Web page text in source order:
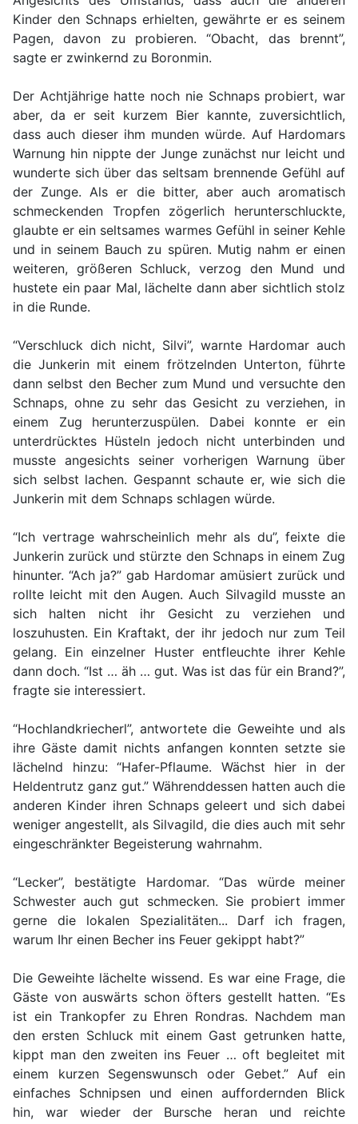
Kinder den Schnaps erhielten, gewährte er es seinem
Pagen, davon zu probieren. “Obacht, das brennt”,
sagte er zwinkernd zu Boronmin.
Der Achtjährige hatte noch nie Schnaps probiert, war
aber, da er seit kurzem Bier kannte, zuversichtlich,
dass auch dieser ihm munden würde. Auf Hardomars
Warnung hin nippte der Junge zunächst nur leicht und
wunderte sich über das seltsam brennende Gefühl auf
der Zunge. Als er die bitter, aber auch aromatisch
schmeckenden Tropfen zögerlich herunterschluckte,
glaubte er ein seltsames warmes Gefühl in seiner Kehle
und in seinem Bauch zu spüren. Mutig nahm er einen
weiteren, größeren Schluck, verzog den Mund und
hustete ein paar Mal, lächelte dann aber sichtlich stolz
in die Runde.
“Verschluck dich nicht, Silvi”, warnte Hardomar auch
die Junkerin mit einem frötzelnden Unterton, führte
dann selbst den Becher zum Mund und versuchte den
Schnaps, ohne zu sehr das Gesicht zu verziehen, in
einem Zug herunterzuspülen. Dabei konnte er ein
unterdrücktes Hüsteln jedoch nicht unterbinden und
musste angesichts seiner vorherigen Warnung über
sich selbst lachen. Gespannt schaute er, wie sich die
Junkerin mit dem Schnaps schlagen würde.
“Ich vertrage wahrscheinlich mehr als du”, feixte die
Junkerin zurück und stürzte den Schnaps in einem Zug
hinunter. “Ach ja?” gab Hardomar amüsiert zurück und
rollte leicht mit den Augen. Auch Silvagild musste an
sich halten nicht ihr Gesicht zu verziehen und
loszuhusten. Ein Kraftakt, der ihr jedoch nur zum Teil
gelang. Ein einzelner Huster entfleuchte ihrer Kehle
dann doch. “Ist … äh … gut. Was ist das für ein Brand?”,
fragte sie interessiert.
“Hochlandkriecherl”, antwortete die Geweihte und als
ihre Gäste damit nichts anfangen konnten setzte sie
lächelnd hinzu: “Hafer-Pflaume. Wächst hier in der
Heldentrutz ganz gut.” Währenddessen hatten auch die
anderen Kinder ihren Schnaps geleert und sich dabei
weniger angestellt, als Silvagild, die dies auch mit sehr
eingeschränkter Begeisterung wahrnahm.
“Lecker”, bestätigte Hardomar. “Das würde meiner
Schwester auch gut schmecken. Sie probiert immer
gerne die lokalen Spezialitäten... Darf ich fragen,
warum Ihr einen Becher ins Feuer gekippt habt?”
Die Geweihte lächelte wissend. Es war eine Frage, die
Gäste von auswärts schon öfters gestellt hatten. “Es
ist ein Trankopfer zu Ehren Rondras. Nachdem man
den ersten Schluck mit einem Gast getrunken hatte,
kippt man den zweiten ins Feuer … oft begleitet mit
einem kurzen Segenswunsch oder Gebet.” Auf ein
einfaches Schnipsen und einen auffordernden Blick
hin, war wieder der Bursche heran und reichte